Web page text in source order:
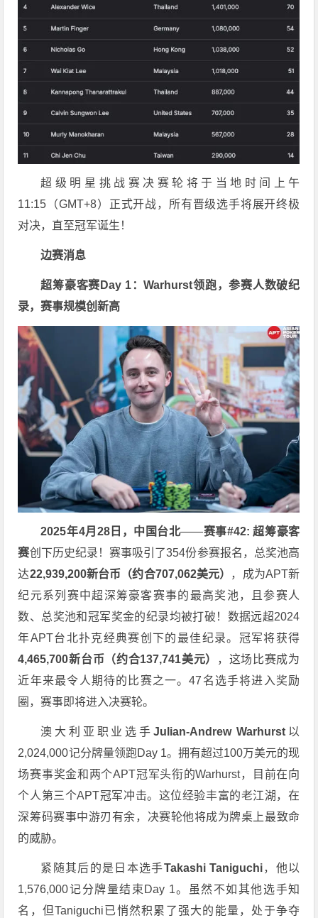
超级明星挑战赛 决赛轮将于当地时间上午
11:15（GMT+8）正式开战，所有晋级选手将展开终极
对决，直至冠军诞生！
边赛消息
超筹豪客赛Day 1：Warhurst领跑，参赛人数破纪
录，赛事规模创新高
2025年4月28日，中国台北——赛事#42: 超筹豪客
赛创下历史纪录！赛事吸引了354份参赛报名，总奖池高
达22,939,200新台币（约合707,062美元） ，成为APT新
纪元系列赛中超深筹豪客赛事的最高奖池，且参赛人
数、总奖池和冠军奖金的纪录均被打破！数据远超2024
年APT台北扑克经典赛创下的最佳纪录。冠军将获得
4,465,700新台币（约合137,741美元）
，这场比赛成为
近年来最令人期待的比赛之一。47名选手将进入奖励
圈，赛事即将进入决赛轮。
澳大利亚职业选手 Julian-Andrew Warhurst 以
2,024,000记分牌量领跑Day 1。拥有超过100万美元的现
场赛事奖金和两个APT冠军头衔的Warhurst，目前在向
个人第三个APT冠军冲击。这位经验丰富的老江湖，在
深筹码赛事中游刃有余，决赛轮他将成为牌桌上最致命
的威胁。
紧随其后的是日本选手Takashi Taniguchi，他以
1,576,000记分牌量结束Day 1。虽然不如其他选手知
名，但Taniguchi已悄然积累了强大的能量，处于争夺